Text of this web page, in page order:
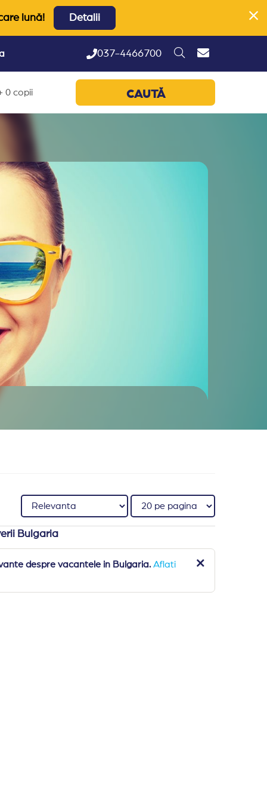
lună! Detalii
037-4466700
0 copii CAUTĂ
Bulgaria
despre vacantele in Bulgaria. Aflati